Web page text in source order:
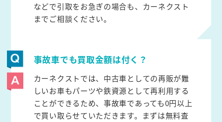
などで引取をお急ぎの場合も、カーネクスト
までご相談ください。
事故車でも買取金額は付く？
カーネクストでは、中古車としての再販が難
しいお車もパーツや鉄資源として再利用する
ことができるため、事故車であっても0円以上
で買い取らせていただきます。まずは無料査